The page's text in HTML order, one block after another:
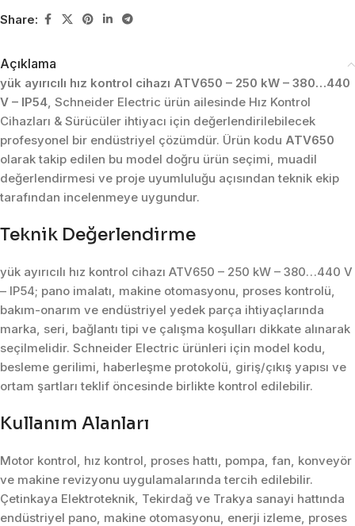
Share:
Açıklama
yük ayırıcılı hız kontrol cihazı ATV650 – 250 kW – 380…440
V – IP54, Schneider Electric ürün ailesinde Hız Kontrol
Cihazları & Sürücüler ihtiyacı için değerlendirilebilecek
profesyonel bir endüstriyel çözümdür. Ürün kodu ATV650
olarak takip edilen bu model doğru ürün seçimi, muadil
değerlendirmesi ve proje uyumluluğu açısından teknik ekip
tarafından incelenmeye uygundur.
Teknik Değerlendirme
yük ayırıcılı hız kontrol cihazı ATV650 – 250 kW – 380…440 V
– IP54; pano imalatı, makine otomasyonu, proses kontrolü,
bakım-onarım ve endüstriyel yedek parça ihtiyaçlarında
marka, seri, bağlantı tipi ve çalışma koşulları dikkate alınarak
seçilmelidir. Schneider Electric ürünleri için model kodu,
besleme gerilimi, haberleşme protokolü, giriş/çıkış yapısı ve
ortam şartları teklif öncesinde birlikte kontrol edilebilir.
Kullanım Alanları
Motor kontrol, hız kontrol, proses hattı, pompa, fan, konveyör
ve makine revizyonu uygulamalarında tercih edilebilir.
Çetinkaya Elektroteknik, Tekirdağ ve Trakya sanayi hattında
endüstriyel pano, makine otomasyonu, enerji izleme, proses